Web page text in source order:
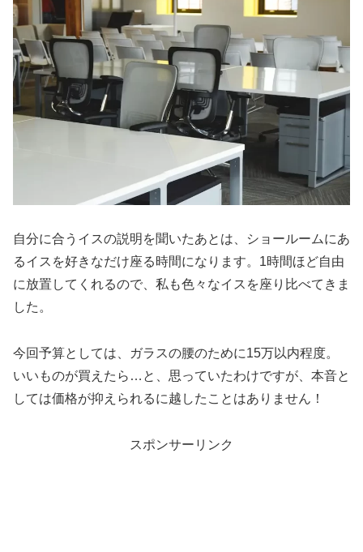
自分に合うイスの説明を聞いたあとは、ショールームにあ
るイスを好きなだけ座る時間になります。1時間ほど自由
に放置してくれるので、私も色々なイスを座り比べてきま
した。
今回予算としては、ガラスの腰のために15万以内程度。
いいものが買えたら…と、思っていたわけですが、本音と
しては価格が抑えられるに越したことはありません！
スポンサーリンク